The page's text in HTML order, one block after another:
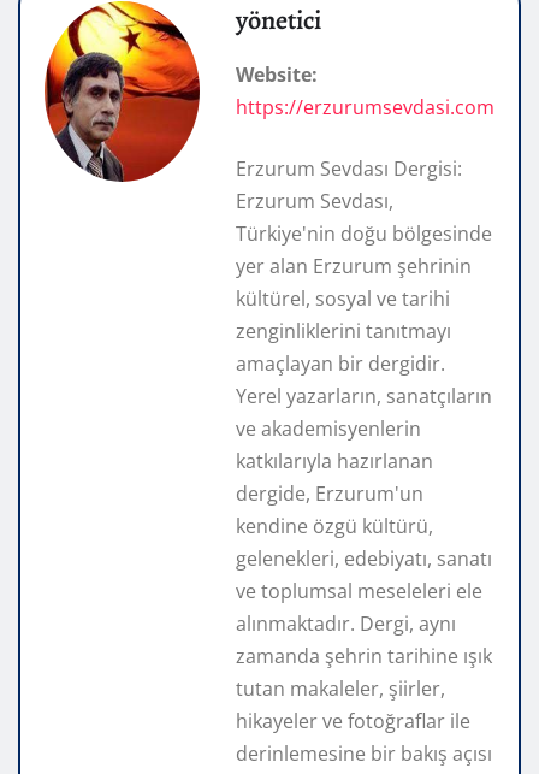
yönetici
Website:
https://erzurumsevdasi.com
Erzurum Sevdası Dergisi:
Erzurum Sevdası,
Türkiye'nin doğu bölgesinde
yer alan Erzurum şehrinin
kültürel, sosyal ve tarihi
zenginliklerini tanıtmayı
amaçlayan bir dergidir.
Yerel yazarların, sanatçıların
ve akademisyenlerin
katkılarıyla hazırlanan
dergide, Erzurum'un
kendine özgü kültürü,
gelenekleri, edebiyatı, sanatı
ve toplumsal meseleleri ele
alınmaktadır. Dergi, aynı
zamanda şehrin tarihine ışık
tutan makaleler, şiirler,
hikayeler ve fotoğraflar ile
derinlemesine bir bakış açısı